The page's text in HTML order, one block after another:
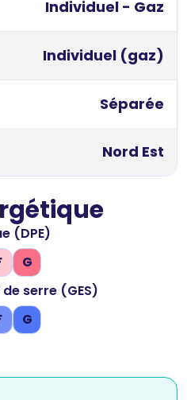
Individuel - Gaz
Individuel (gaz)
Séparée
Nord Est
(DPE)
G
serre (GES)
G